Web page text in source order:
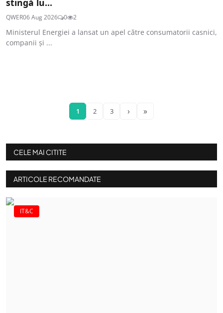
stingă lu...
QWER06 Aug 2026 0 2
Ministerul Energiei a lansat un apel către consumatorii casnici,
companii și ...
1 2 3 › »
CELE MAI CITITE
ARTICOLE RECOMANDATE
IT&C